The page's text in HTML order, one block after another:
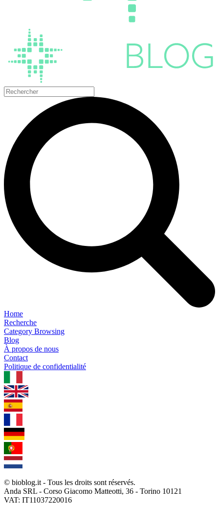
Home
Recherche
Category Browsing
Blog
À propos de nous
Contact
Politique de confidentialité
© bioblog.it - Tous les droits sont réservés.
Anda SRL - Corso Giacomo Matteotti, 36 - Torino 10121
VAT: IT11037220016